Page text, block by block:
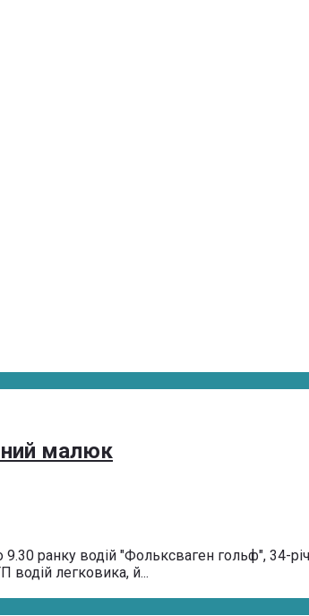
малюк
ранку водій "Фольксваген гольф", 34-
водій легковика, й...